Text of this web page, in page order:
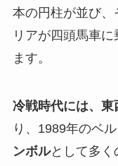
本の円柱が並び、
リアが四頭馬車
ます。
冷戦時代には、
り、1989年のベ
ンボルとして多く